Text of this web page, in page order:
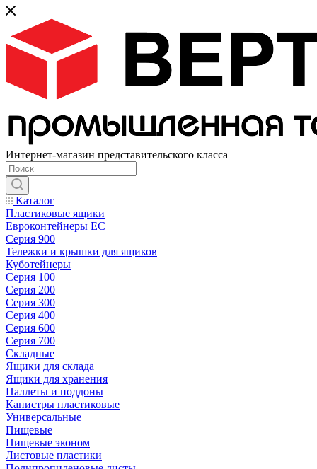
Интернет-магазин представительского класса
Каталог
Пластиковые ящики
Евроконтейнеры ЕС
Серия 900
Тележки и крышки для ящиков
Куботейнеры
Серия 100
Серия 200
Серия 300
Серия 400
Серия 600
Серия 700
Складные
Ящики для склада
Ящики для хранения
Паллеты и поддоны
Канистры пластиковые
Универсальные
Пищевые
Пищевые эконом
Листовые пластики